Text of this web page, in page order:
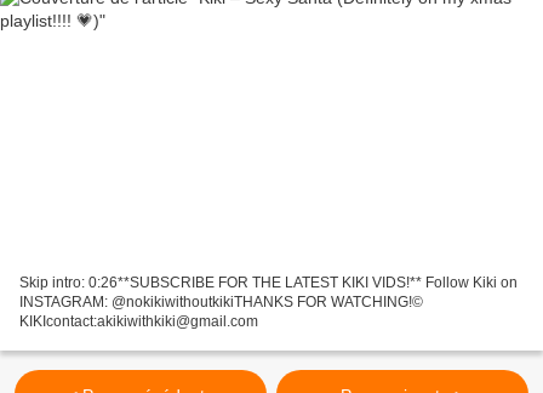
Skip intro: 0:26**SUBSCRIBE FOR THE LATEST KIKI VIDS!** Follow Kiki on
INSTAGRAM: @nokikiwithoutkikiTHANKS FOR WATCHING!©
KIKIcontact:akikiwithkiki@gmail.com